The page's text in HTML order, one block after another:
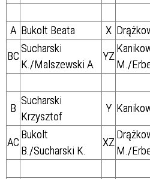
A Bukolt Beata X
BC
Sucharski
K./Malszewski A.
YZ
M./
B
Sucharski
Krzysztof
Y
AC
Bukolt
B./Sucharski K.
XZ
M./